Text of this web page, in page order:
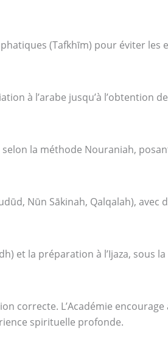
(Tafkhīm) pour éviter
à l’arabe jusqu’à l’obtention
la méthode Nouraniah,
Nūn Sākinah, Qalqalah), avec
et la préparation à l’Ijaza, sous
correcte. L’Académie
spirituelle profonde.